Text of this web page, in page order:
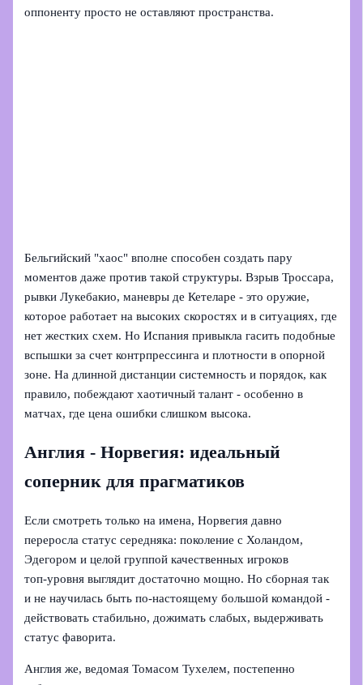
оппоненту просто не оставляют пространства.
Бельгийский "хаос" вполне способен создать пару
моментов даже против такой структуры. Взрыв Троссара,
рывки Лукебакио, маневры де Кетеларе - это оружие,
которое работает на высоких скоростях и в ситуациях, где
нет жестких схем. Но Испания привыкла гасить подобные
вспышки за счет контрпрессинга и плотности в опорной
зоне. На длинной дистанции системность и порядок, как
правило, побеждают хаотичный талант - особенно в
матчах, где цена ошибки слишком высока.
Англия - Норвегия: идеальный
соперник для прагматиков
Если смотреть только на имена, Норвегия давно
переросла статус середняка: поколение с Холандом,
Эдегором и целой группой качественных игроков
топ‑уровня выглядит достаточно мощно. Но сборная так
и не научилась быть по‑настоящему большой командой -
действовать стабильно, дожимать слабых, выдерживать
статус фаворита.
Англия же, ведомая Томасом Тухелем, постепенно